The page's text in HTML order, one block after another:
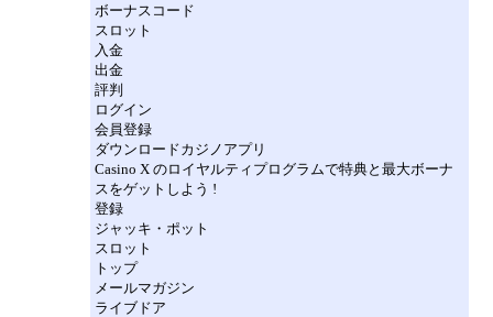
ボーナスコード
スロット
入金
出金
評判
ログイン
会員登録
ダウンロードカジノアプリ
Casino X のロイヤルティプログラムで特典と最大ボーナ
スをゲットしよう !
登録
ジャッキ・ポット
スロット
トップ
メールマガジン
ライブドア